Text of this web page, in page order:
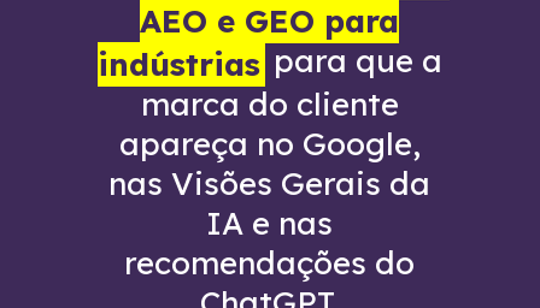
AEO e GEO para
indústrias para que a
marca do cliente
apareça no Google,
nas Visões Gerais da
IA e nas
recomendações do